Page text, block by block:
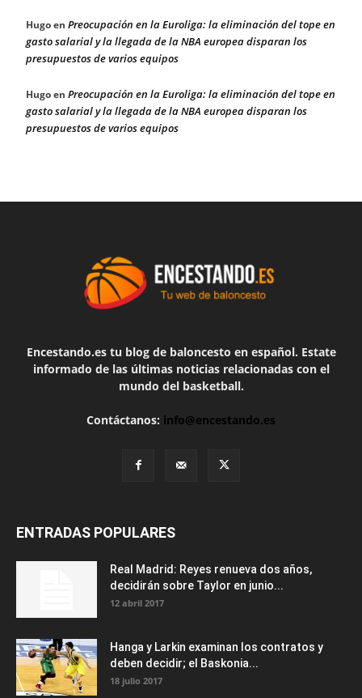
Hugoen Preocupación en la Euroliga: la eliminación del tope en
gasto salarial y la llegada de la NBA europea disparan los
presupuestos de varios equipos
Hugoen Preocupación en la Euroliga: la eliminación del tope en
gasto salarial y la llegada de la NBA europea disparan los
presupuestos de varios equipos
Encestando.es tu blog de baloncesto en español. Estate
informado de las últimas noticias relacionadas con el
mundo del basketball.
Contáctanos: info@encestando.es
ENTRADAS POPULARES
Real Madrid: Reyes renueva dos años,
decidirán sobre Taylor en junio...
12 abril 2017
Hanga y Larkin examinan los contratos y
deben decidir; el Baskonia...
18 julio 2017